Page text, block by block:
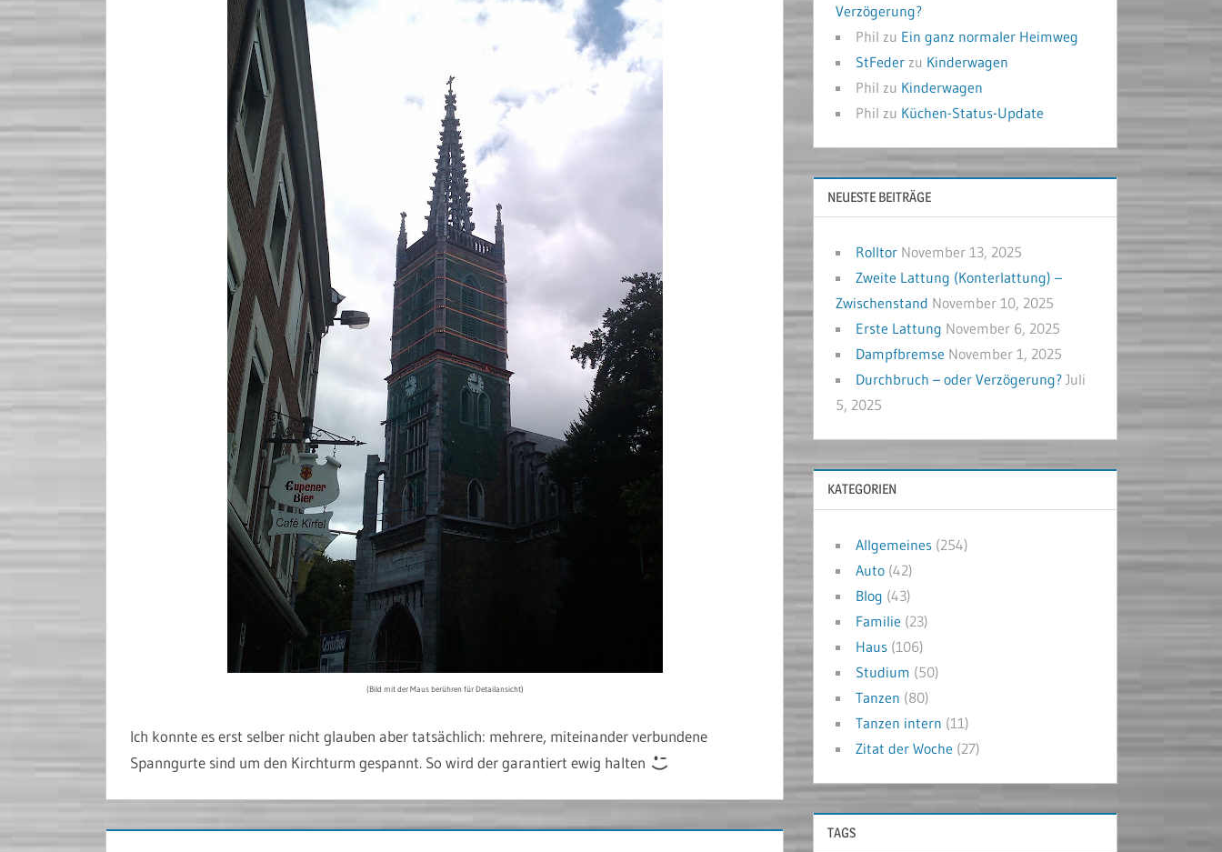
(Bild mit der Maus berühren für Detailansicht)
Ich konnte es erst selber nicht glauben aber tatsächlich: mehrere, miteinander verbundene
Spanngurte sind um den Kirchturm gespannt. So wird der garantiert ewig halten
Verzögerung?
Phil zu Ein ganz normaler Heimweg
StFeder zu Kinderwagen
Phil zu Kinderwagen
Phil zu Küchen-Status-Update
NEUESTE BEITRÄGE
Rolltor November 13, 2025
Zweite Lattung (Konterlattung) –
Zwischenstand November 10, 2025
Erste Lattung November 6, 2025
Dampfbremse November 1, 2025
Durchbruch – oder Verzögerung? Juli
5, 2025
KATEGORIEN
Allgemeines (254)
Auto (42)
Blog (43)
Familie (23)
Haus (106)
Studium (50)
Tanzen (80)
Tanzen intern (11)
Zitat der Woche (27)
TAGS